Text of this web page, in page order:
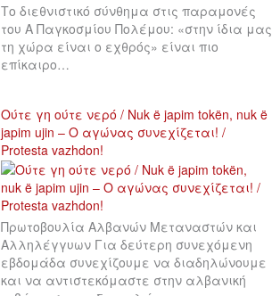
Το διεθνιστικό σύνθημα στις παραμονές
του Α Παγκοσμίου Πολέμου: «στην ίδια μας
τη χώρα είναι ο εχθρός» είναι πιο
επίκαιρο…
Ούτε γη ούτε νερό / Nuk ë japim tokën, nuk ë
japim ujin – Ο αγώνας συνεχίζεται! /
Protesta vazhdon!
Πρωτοβουλία Αλβανών Μεταναστών και
Αλληλέγγυων Για δεύτερη συνεχόμενη
εβδομάδα συνεχίζουμε να διαδηλώνουμε
και να αντιστεκόμαστε στην αλβανική